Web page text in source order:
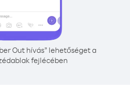
Out hívás” lehetőséget a
fejlécében